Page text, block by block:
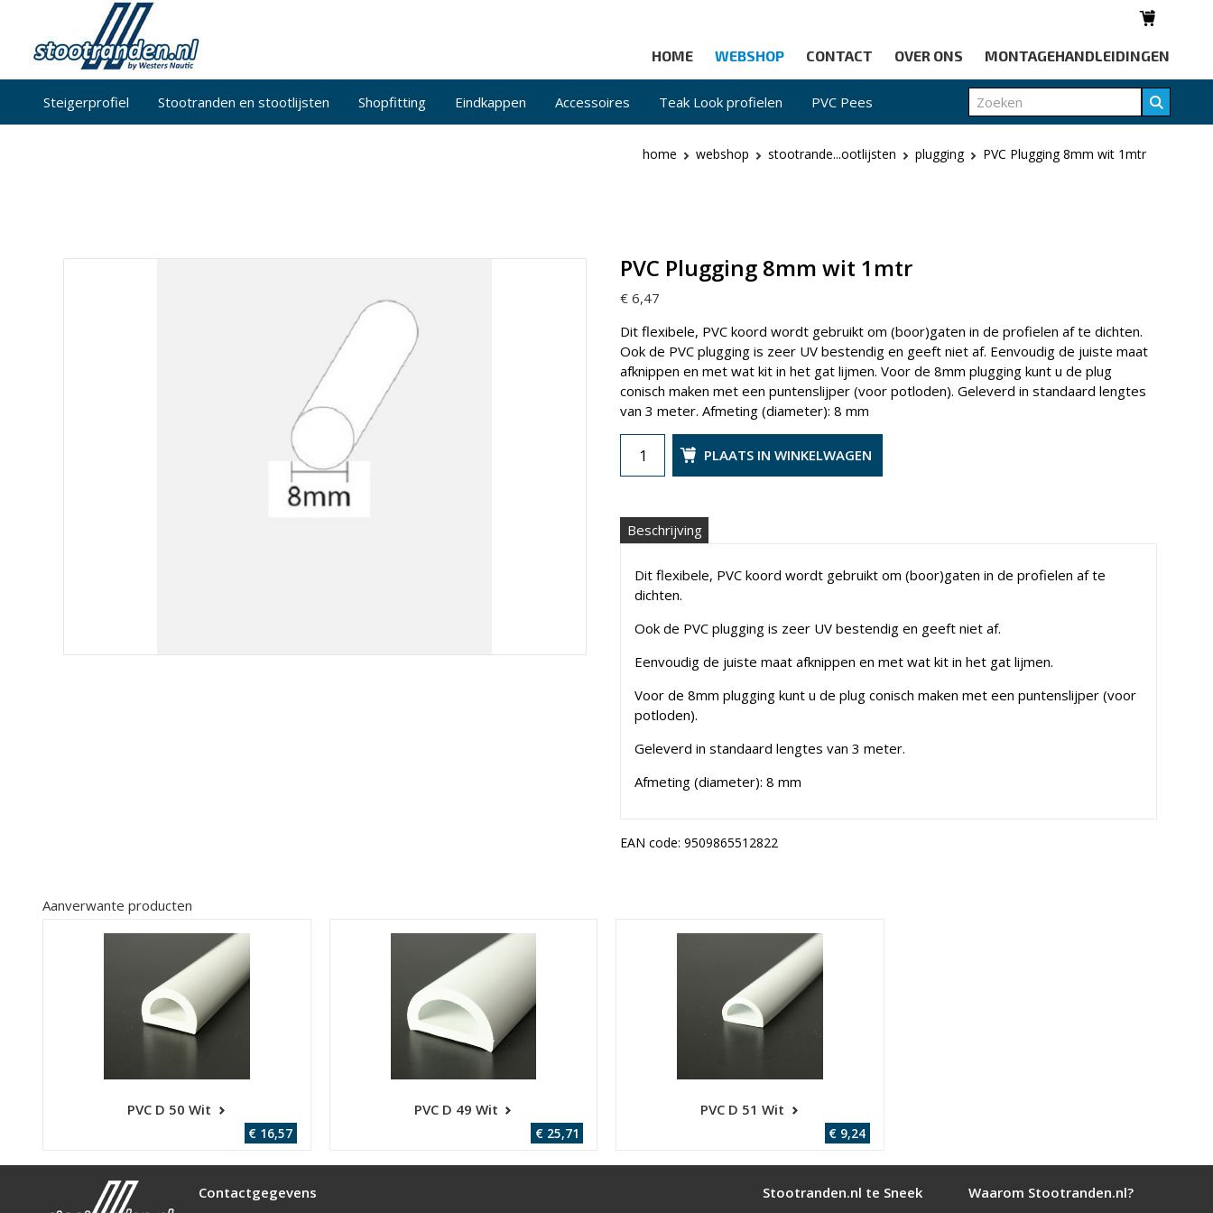
HOME WEBSHOP CONTACT OVER ONS MONTAGEHANDLEIDINGEN
Steigerprofiel Stootranden en stootlijsten Shopfitting Eindkappen Accessoires Teak Look profielen PVC Pees
home webshop stootrande...ootlijsten plugging PVC Plugging 8mm wit 1mtr
PVC Plugging 8mm wit 1mtr
€ 6,47
Dit flexibele, PVC koord wordt gebruikt om (boor)gaten in de profielen af te dichten.
Ook de PVC plugging is zeer UV bestendig en geeft niet af. Eenvoudig de juiste maat
afknippen en met wat kit in het gat lijmen. Voor de 8mm plugging kunt u de plug
conisch maken met een puntenslijper (voor potloden). Geleverd in standaard lengtes
van 3 meter. Afmeting (diameter): 8 mm
PLAATS IN WINKELWAGEN
Beschrijving
Dit flexibele, PVC koord wordt gebruikt om (boor)gaten in de profielen af te
dichten.
Ook de PVC plugging is zeer UV bestendig en geeft niet af.
Eenvoudig de juiste maat afknippen en met wat kit in het gat lijmen.
Voor de 8mm plugging kunt u de plug conisch maken met een puntenslijper (voor
potloden).
Geleverd in standaard lengtes van 3 meter.
Afmeting (diameter): 8 mm
EAN code: 9509865512822
Aanverwante producten
€ 16,57
PVC D 50 Wit
€ 25,71
PVC D 49 Wit
€ 9,24
PVC D 51 Wit
Contactgegevens